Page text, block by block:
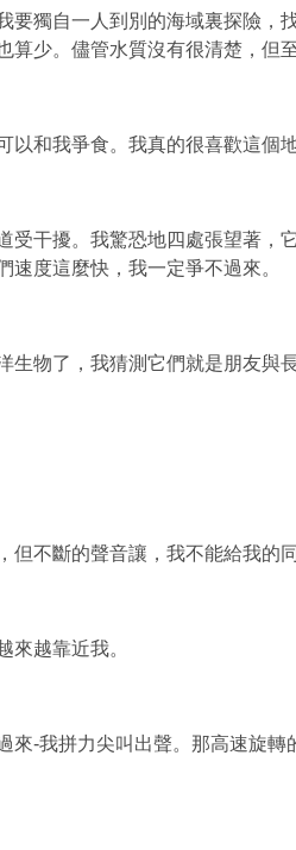
要獨自一人到別的海域裏探險，
算少。 儘管水質沒有很清楚，但
以和我爭食。 我真的很喜歡這個
受干擾。 我驚恐地四處張望著，
速度這麼快， 我一定爭不過來。
生物了， 我猜測它們就是朋友與
但不斷的聲音讓， 我不能給我的
來越靠近我。
來-我拼力尖叫出聲。 那高速旋轉